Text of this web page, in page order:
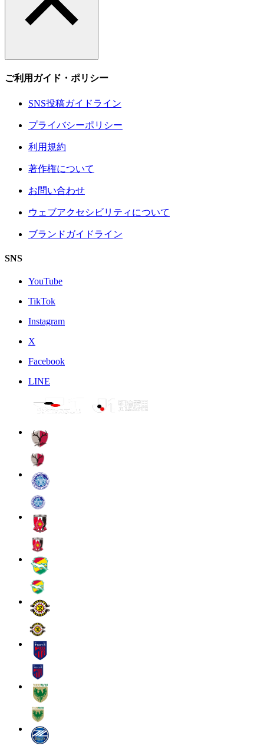
ご利用ガイド・ポリシー
SNS投稿ガイドライン
プライバシーポリシー
利用規約
著作権について
お問い合わせ
ウェブアクセシビリティについて
ブランドガイドライン
SNS
YouTube
TikTok
Instagram
X
Facebook
LINE